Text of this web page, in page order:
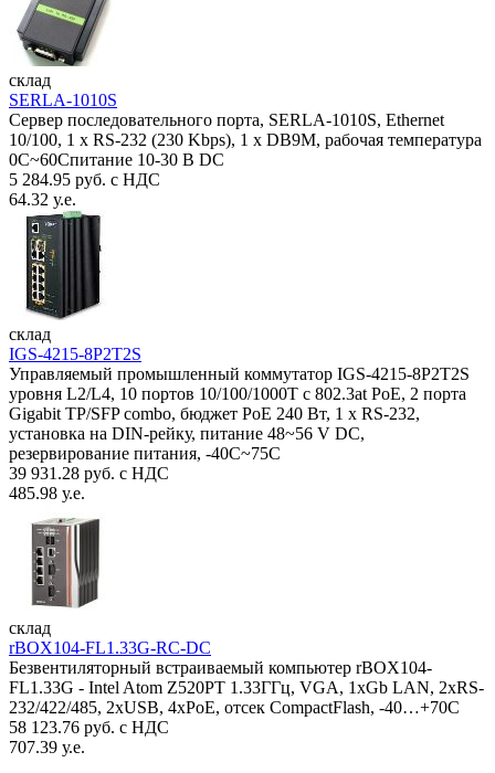
склад
SERLA-1010S
Сервер последовательного порта, SERLA-1010S, Ethernet
10/100, 1 x RS-232 (230 Kbps), 1 x DB9M, рабочая температура
0C~60Спитание 10-30 В DC
5 284.95 руб. с НДС
64.32 у.е.
склад
IGS-4215-8P2T2S
Управляемый промышленный коммутатор IGS-4215-8P2T2S
уровня L2/L4, 10 портов 10/100/1000T с 802.3at PoE, 2 порта
Gigabit TP/SFP combo, бюджет PoE 240 Вт, 1 x RS-232,
установка на DIN-рейку, питание 48~56 V DC,
резервирование питания, -40С~75C
39 931.28 руб. с НДС
485.98 у.е.
склад
rBOX104-FL1.33G-RC-DC
Безвентиляторный встраиваемый компьютер rBOX104-
FL1.33G - Intel Atom Z520PT 1.33ГГц, VGA, 1xGb LAN, 2xRS-
232/422/485, 2xUSB, 4xPoE, отсек CompactFlash, -40…+70C
58 123.76 руб. с НДС
707.39 у.е.